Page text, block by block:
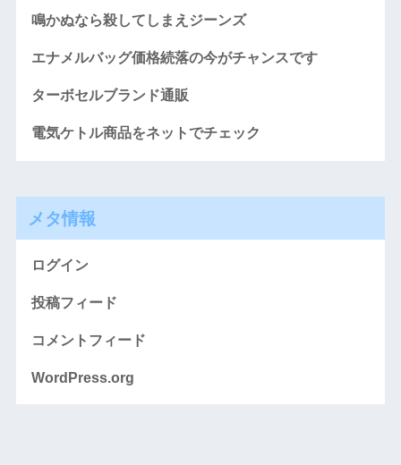
鳴かぬなら殺してしまえジーンズ
エナメルバッグ価格続落の今がチャンスです
ターボセルブランド通販
電気ケトル商品をネットでチェック
メタ情報
ログイン
投稿フィード
コメントフィード
WordPress.org